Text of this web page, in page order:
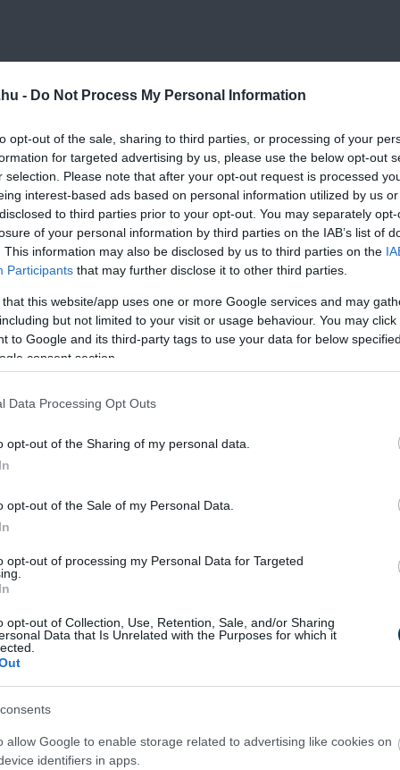
- Do Not Process My Personal Information
opt-out of the sale, sharing to third parties, or processing of your
for targeted advertising by us, please use the below opt-out
selection. Please note that after your opt-out request is processed
interest-based ads based on personal information utilized by us
to third parties prior to your opt-out. You may separately
of your personal information by third parties on the IAB’s list of
This information may also be disclosed by us to third parties on the
Participants that may further disclose it to other third parties.
that this website/app uses one or more Google services and may
but not limited to your visit or usage behaviour. You may
to Google and its third-party tags to use your data for below
consent section.
Data Processing Opt Outs
opt-out of the Sharing of my personal data.
opt-out of the Sale of my Personal Data.
opt-out of processing my Personal Data for Targeted
opt-out of Collection, Use, Retention, Sale, and/or Sharing
Data that Is Unrelated with the Purposes for which it
allow Google to enable storage related to advertising like cookies on
identifiers in apps.
papírtörlővel szárazra töröljük.
közepes hőfokon. Amikor az olaj meleg, helyezzük a
körülbelül 5 percig.
apróra vágott fokhagymát és a majoránnát. Pirítsuk
át egy sütőedénybe vagy tepsibe. Öntsük rá a húsvéti
sütőbe. Süssük a csülköt alacsony hőfokon, 2,5-3 órán át,
a csonttól.
és süssük további 15-20 percig, hogy a bőre szép
és tálalásig melegen tartjuk.
fel.
burgonyávalegyütt. Díszíthetjük friss
savanykás kovászos uborkát is.
4 h 23 min